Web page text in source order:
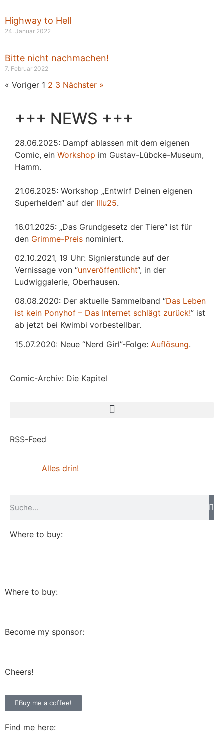
Highway to Hell
24. Januar 2022
Bitte nicht nachmachen!
7. Februar 2022
« Voriger 1 2 3 Nächster »
+++ NEWS +++
28.06.2025: Dampf ablassen mit dem eigenen
Comic, ein Workshop im Gustav-Lübcke-Museum,
Hamm.
21.06.2025: Workshop „Entwirf Deinen eigenen
Superhelden“ auf der Illu25.
16.01.2025: „Das Grundgesetz der Tiere“ ist für
den Grimme-Preis nominiert.
02.10.2021, 19 Uhr: Signierstunde auf der
Vernissage von “unveröffentlicht“, in der
Ludwiggalerie, Oberhausen.
08.08.2020: Der aktuelle Sammelband “Das Leben
ist kein Ponyhof – Das Internet schlägt zurück!” ist
ab jetzt bei Kwimbi vorbestellbar.
15.07.2020: Neue “Nerd Girl”-Folge: Auflösung.
Comic-Archiv: Die Kapitel
RSS-Feed
Alles drin!
Where to buy:
Where to buy:
Become my sponsor:
Cheers!
Buy me a coffee!
Find me here: